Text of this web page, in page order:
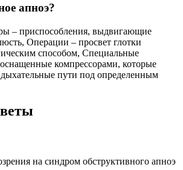
апноэ?
– приспособления, выдвигающие
Операции – просвет глотки
способом, Специальные
компрессорами, которые
пути под определенным
на синдром обструктивного апноэ